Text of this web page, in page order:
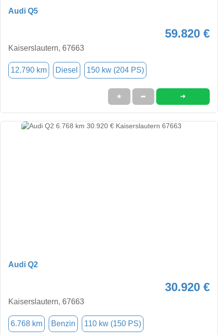
Audi Q5
59.820 €
Kaiserslautern, 67663
12.790 km Diesel 150 kw (204 PS)
★ ➦ ➜
Audi Q2
30.920 €
Kaiserslautern, 67663
6.768 km Benzin 110 kw (150 PS)